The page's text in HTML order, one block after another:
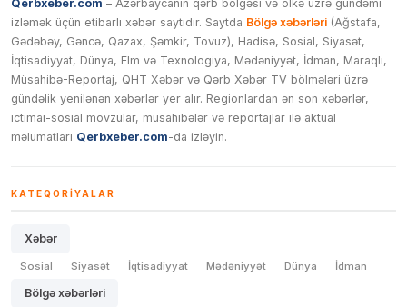
Qerbxeber.com – Azərbaycanın qərb bölgəsi və ölkə üzrə gündəmi
izləmək üçün etibarlı xəbər saytıdır. Saytda Bölgə xəbərləri (Ağstafa,
Gədəbəy, Gəncə, Qazax, Şəmkir, Tovuz), Hadisə, Sosial, Siyasət,
İqtisadiyyat, Dünya, Elm və Texnologiya, Mədəniyyət, İdman, Maraqlı,
Müsahibə-Reportaj, QHT Xəbər və Qərb Xəbər TV bölmələri üzrə
gündəlik yenilənən xəbərlər yer alır. Regionlardan ən son xəbərlər,
ictimai-sosial mövzular, müsahibələr və reportajlar ilə aktual
məlumatları Qerbxeber.com-da izləyin.
KATEQORIYALAR
Xəbər
Sosial Siyasət İqtisadiyyat Mədəniyyət Dünya İdman
Bölgə xəbərləri